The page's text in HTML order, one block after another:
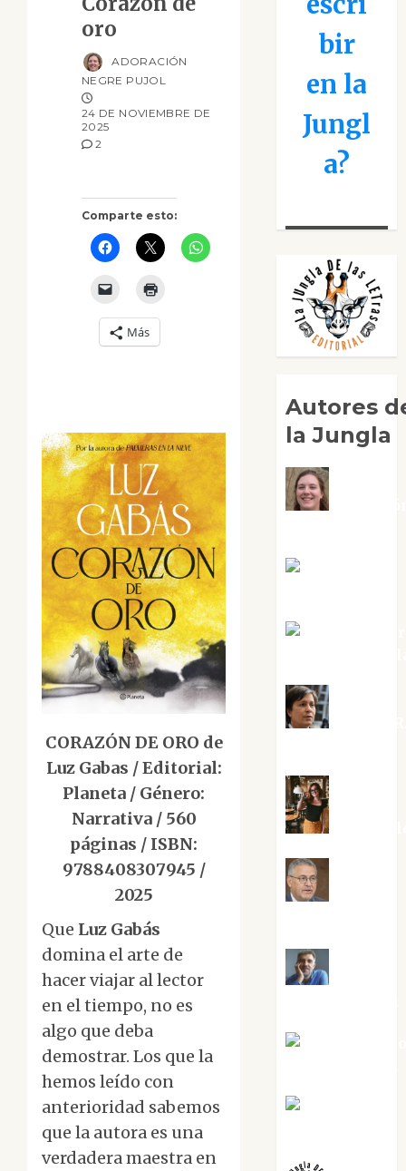
oro
Comparte esto:
Más
ADORACIÓN
NEGRE PUJOL
24 DE NOVIEMBRE DE
2025
2
CORAZÓN DE ORO de
Luz Gabas / Editorial:
Planeta / Género:
Narrativa / 560
páginas / ISBN:
9788408307945 /
2025
Que Luz Gabás
domina el arte de
hacer viajar al lector
en el tiempo, no es
algo que deba
demostrar. Los que la
hemos leído con
anterioridad sabemos
que la autora es una
verdadera maestra en
bir
en la
Jungl
a?
Autores
la Jungla